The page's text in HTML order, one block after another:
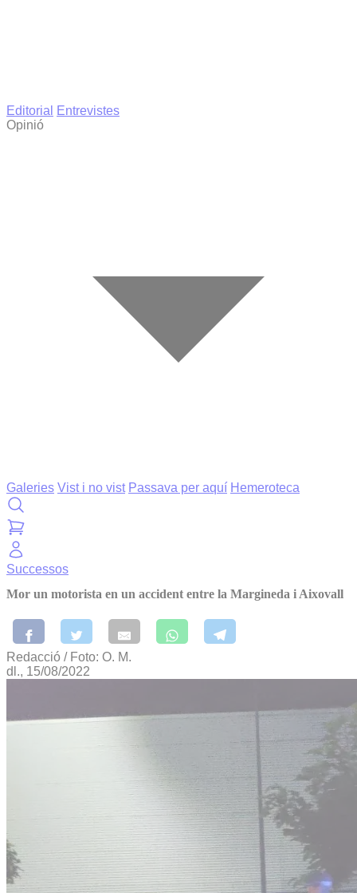
Editorial
Entrevistes
Opinió
Galeries Vist i no vist Passava per aquí Hemeroteca
Successos
Mor un motorista en un accident entre la Margineda i Aixovall
Redacció / Foto: O. M.
dl., 15/08/2022